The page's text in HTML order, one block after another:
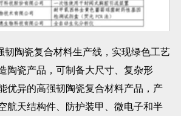
陶瓷复合材料生产线，实现绿色工艺
陶瓷产品，可制备大尺寸、复杂形
优异的高强韧陶瓷复合材料产品，产
航天结构件、防护装甲、微电子和半